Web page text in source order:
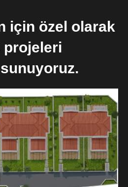
için özel olarak
projeleri